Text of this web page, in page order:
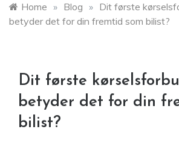
Home » Blog » Dit første
betyder det for din fremtid som bilist?
Dit første
betyder det for din
bilist?